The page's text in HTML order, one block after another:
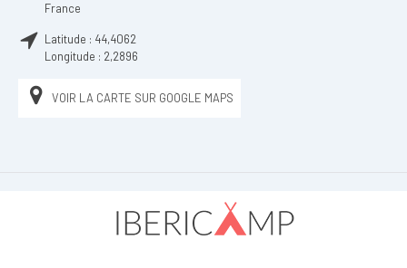
France
Latitude : 44,4062
Longitude : 2,2896
VOIR LA CARTE SUR GOOGLE MAPS